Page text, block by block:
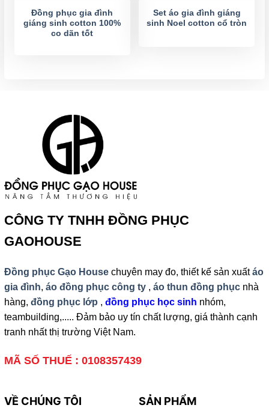
Đồng phục gia đình
giáng sinh cotton 100%
co dãn tốt
Set áo gia đình giáng
sinh Noel cotton cổ tròn
CÔNG TY TNHH ĐỒNG PHỤC
GAOHOUSE
Đồng phục Gạo Housechuyên may đo, thiết kế sản xuấtáo
gia đình, áo đồng phục công ty, áo thun đồng phụcnhà
hàng, đồng phục lớp , đồng phục học sinh nhóm,
teambuilding,..... Đảm bảo uy tín chất lượng, giá thành cạnh
tranh nhất thị trường Việt Nam.
MÃ SỐ THUẾ : 0108357439
VỀ CHÚNG TÔI SẢN PHẨM